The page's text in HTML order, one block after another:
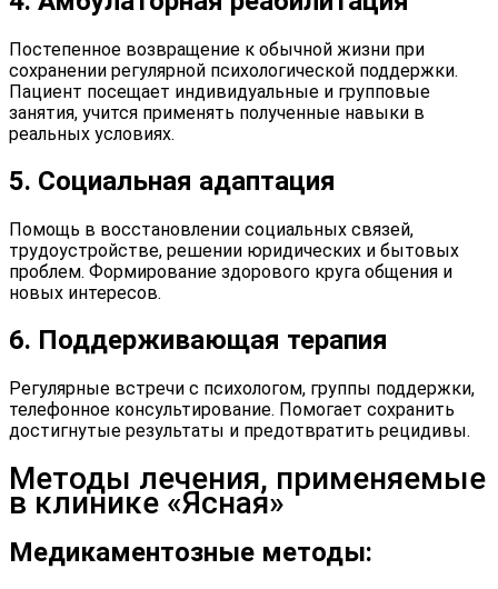
Постепенное возвращение к обычной жизни при
сохранении регулярной психологической поддержки.
Пациент посещает индивидуальные и групповые
занятия, учится применять полученные навыки в
реальных условиях.
5. Социальная адаптация
Помощь в восстановлении социальных связей,
трудоустройстве, решении юридических и бытовых
проблем. Формирование здорового круга общения и
новых интересов.
6. Поддерживающая терапия
Регулярные встречи с психологом, группы поддержки,
телефонное консультирование. Помогает сохранить
достигнутые результаты и предотвратить рецидивы.
Методы лечения, применяемые
в клинике «Ясная»
Медикаментозные методы: